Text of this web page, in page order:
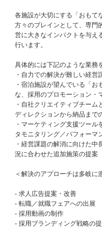
各施設が大切にする「おもて
方々のブレインとして、専門
営に大きなインパクトを与え
行います。
具体的には下記のような業務
・自力での解決が難しい経
・宿泊施設が望んでいる「
な、採用のプロモーション・
・自社クリエイティブチー
ディレクションから納品まで
・マーケティング支援ツー
タモニタリング／パフォーマ
・経営課題の解消に向けた
況に合わせた追加施策の提案
＜解決のアプローチは多岐に
- 求人広告提案・改善
- 転職／就職フェアへの出展
- 採用動画の制作
- 採用ブランディング戦略の